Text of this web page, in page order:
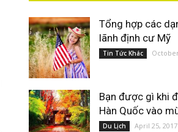
Tổng hợp các
lãnh định cư Mỹ
Tin Tức Khác
Bạn được gì khi
Hàn Quốc vào
Du Lịch April 25, 2017